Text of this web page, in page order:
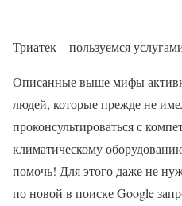
Триатек – пользуемся
Описанные выше мифы
людей, которые прежде не
проконсультироваться с
климатическому
помочь! Для этого даже не
по новой в поиске Google